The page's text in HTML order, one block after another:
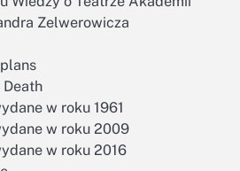
Zelwerowicza
w roku 1961
w roku 2009
w roku 2016